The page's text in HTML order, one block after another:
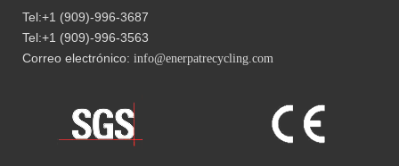
Tel:+1 (909)-996-3687
Tel:+1 (909)-996-3563
Correo electrónico: info@enerpatrecycling.com